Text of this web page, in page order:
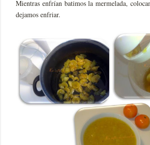
Mientras enfrían batimos la mermelada,
dejamos enfriar.